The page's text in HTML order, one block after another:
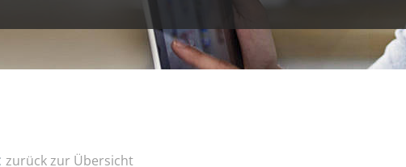
zurück zur Übersicht